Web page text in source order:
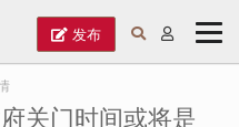
发布
关门时间或将是